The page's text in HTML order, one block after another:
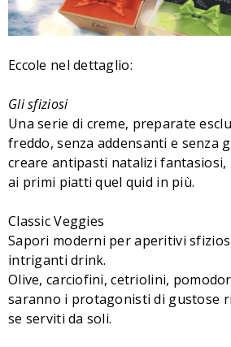
Eccole nel dettaglio:
Gli sfiziosi
Una serie di creme, preparate
freddo, senza addensanti e senza
creare antipasti natalizi fantasiosi,
ai primi piatti quel quid in più.
Classic Veggies
Sapori moderni per aperitivi
intriganti drink.
Olive, carciofini, cetriolini,
saranno i protagonisti di gustose
se serviti da soli.